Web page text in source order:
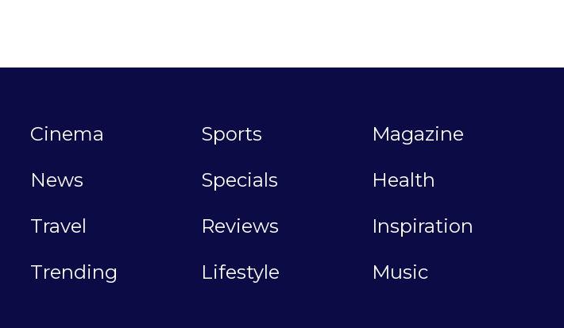
Cinema Sports
Magazine
News
Specials
Health
Travel
Reviews
Inspiration
Trending
Lifestyle Music